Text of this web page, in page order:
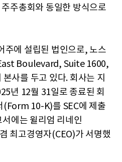
주총회와 동일한 방식으로
주에 설립된 법인으로, 노스
Boulevard, Suite 1600,
사를 두고 있다. 회사는 지
년 12월 31일로 종료된 회
(Form 10-K)를 SEC에 제출
에는 윌리엄 리네인
최고경영자(CEO)가 서명했